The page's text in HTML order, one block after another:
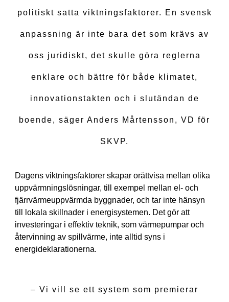
Kyla
Kommersiell kyla
Köldmedier
Fakta om värmepumpar
Certifiering & Kvalitet
politiskt satta viktningsfaktorer. En svensk
anpassning är inte bara det som krävs av
oss juridiskt, det skulle göra reglerna
enklare och bättre för både klimatet,
innovationstakten och i slutändan de
boende, säger Anders Mårtensson, VD för
SKVP.
Dagens viktningsfaktorer skapar orättvisa mellan olika
uppvärmningslösningar, till exempel mellan el- och
fjärrvärmeuppvärmda byggnader, och tar inte hänsyn
till lokala skillnader i energisystemen. Det gör att
investeringar i effektiv teknik, som värmepumpar och
återvinning av spillvärme, inte alltid syns i
energideklarationerna.
– Vi vill se ett system som premierar